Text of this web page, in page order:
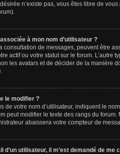
n’existe pas, vous êtes libre de
à mon nom d’utilisateur ?
consultation de messages, peuvent être
actif ou votre statut sur le forum.
les avatars et de décider de la
le modifier ?
de votre nom d’utilisateur, indiquent le
peut modifier le texte des rangs du
abaissera votre compteur de
d’un utilisateur, il m’est demandé de me